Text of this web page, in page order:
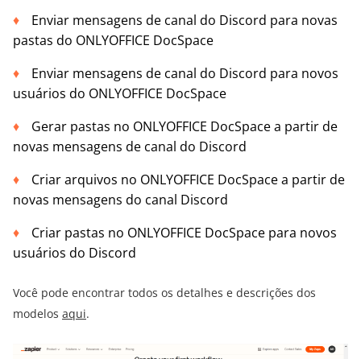
Enviar mensagens de canal do Discord para novas
pastas do ONLYOFFICE DocSpace
Enviar mensagens de canal do Discord para novos
usuários do ONLYOFFICE DocSpace
Gerar pastas no ONLYOFFICE DocSpace a partir de
novas mensagens de canal do Discord
Criar arquivos no ONLYOFFICE DocSpace a partir de
novas mensagens do canal Discord
Criar pastas no ONLYOFFICE DocSpace para novos
usuários do Discord
Você pode encontrar todos os detalhes e descrições dos
modelos aqui.